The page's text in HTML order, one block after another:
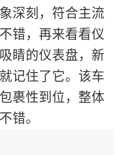
深刻，符合主流
错，再来看看仪
睛的仪表盘，新
记住了它。该车
裹性到位，整体
错。